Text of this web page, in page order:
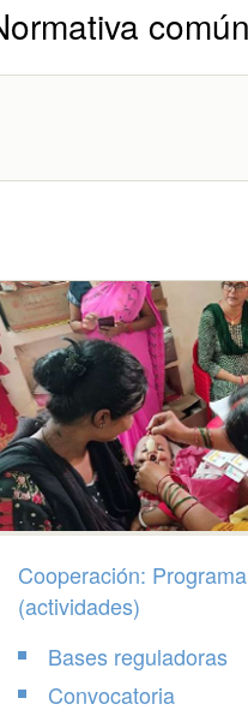
Cooperación:
(actividades)
Bases reguladoras
Convocatoria